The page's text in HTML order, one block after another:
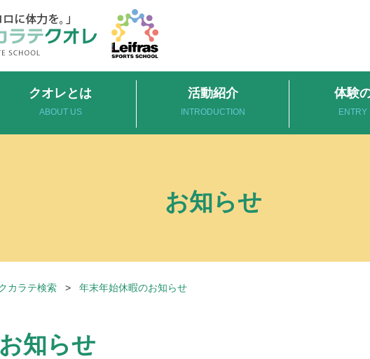
クオレとは
ABOUT US
活動紹介
INTRODUCTION
体験
ENTRY
お知らせ
カラテ検索 > 年末年始休暇のお知らせ
知らせ